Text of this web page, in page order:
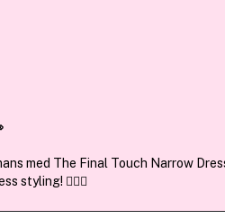
✓ Över 1,5 miljon kunder
med The Final Touch Narrow
styling! 💇‍♀️✨